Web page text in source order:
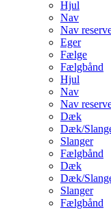
Hjul
Nav
Nav
Eger
Fælge
Fælgbånd
Hjul
Nav
Nav
Dæk
Dæk/
Slanger
Fælgbånd
Dæk
Dæk/
Slanger
Fælgbånd